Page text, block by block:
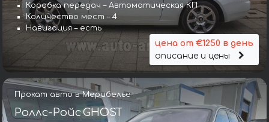
Коробка передач – Автоматическая КП
Количество мест – 4
Навигация – есть
цена от €1250 в день
описание и цены
Прокат авто в Мерибелье
Роллс-Ройс GHOST